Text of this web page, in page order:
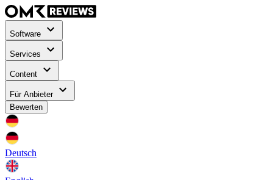
Software
Services
Content
Für Anbieter
Bewerten
Deutsch